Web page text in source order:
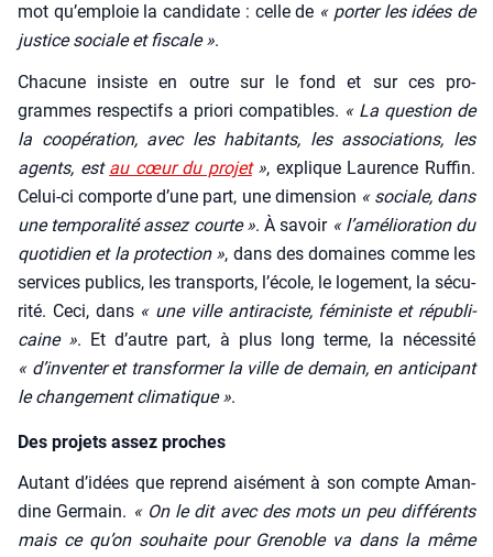
mot qu’emploie la can­di­date : celle de « por­ter les idées de
jus­tice sociale et fis­cale ».
Cha­cune insiste en outre sur le fond et sur ces pro­
grammes res­pec­tifs a prio­ri com­pa­tibles. « La ques­tion de
la coopé­ra­tion, avec les habi­tants, les asso­cia­tions, les
agents, est au cœur du pro­jet», explique Lau­rence Ruf­fin.
Celui-ci com­porte d’une part, une dimen­sion « sociale, dans
une tem­po­ra­li­té assez courte ». À savoir « l’a­mé­lio­ra­tion du
quo­ti­dien et la pro­tec­tion », dans des domaines comme les
ser­vices publics, les trans­ports, l’é­cole, le loge­ment, la sécu­
ri­té. Ceci, dans « une ville anti­ra­ciste, fémi­niste et répu­bli­
caine ». Et d’autre part, à plus long terme, la néces­si­té
« d’in­ven­ter et trans­for­mer la ville de demain, en anti­ci­pant
le chan­ge­ment cli­ma­tique ».
Des projets assez proches
Autant d’i­dées que reprend aisé­ment à son compte Aman­
dine Ger­main. « On le dit avec des mots un peu dif­fé­rents
mais ce qu’on sou­haite pour Gre­noble va dans la même